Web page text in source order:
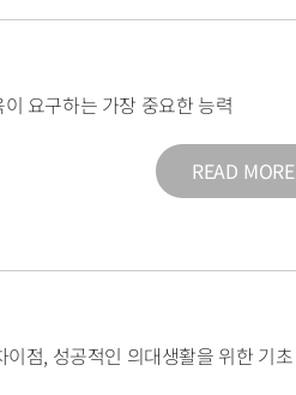
요구하는 가장 중요한 능력
READ MORE
이점, 성공적인 의대생활을 위한 기초